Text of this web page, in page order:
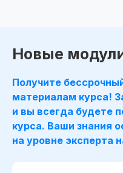
Новые
Получите
материалам курса!
и вы всегда будете
курса. Ваши знания
на уровне эксперта